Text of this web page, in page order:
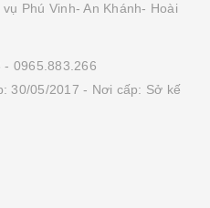
Phú Vinh- An Khánh- Hoài
- 0965.883.266
30/05/2017 - Nơi cấp: Sở kế